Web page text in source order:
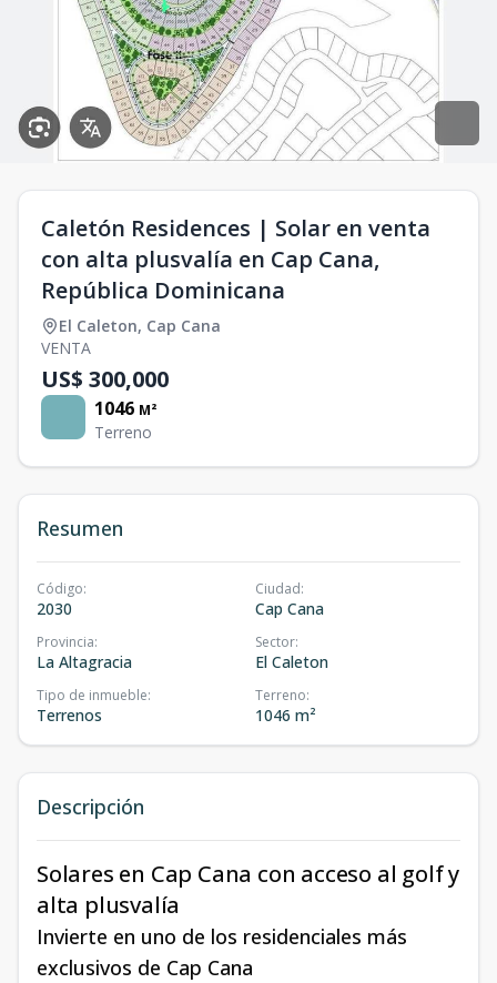
Caletón Residences | Solar en venta
con alta plusvalía en Cap Cana,
República Dominicana
El Caleton, Cap Cana
VENTA
US$ 300,000
1046 M²
Terreno
Resumen
Código:
2030
Ciudad:
Cap Cana
Provincia:
La Altagracia
Sector:
El Caleton
Tipo de inmueble:
Terrenos
Terreno:
1046 m²
Descripción
Solares en Cap Cana con acceso al golf y
alta plusvalía
Invierte en uno de los residenciales más
exclusivos de Cap Cana